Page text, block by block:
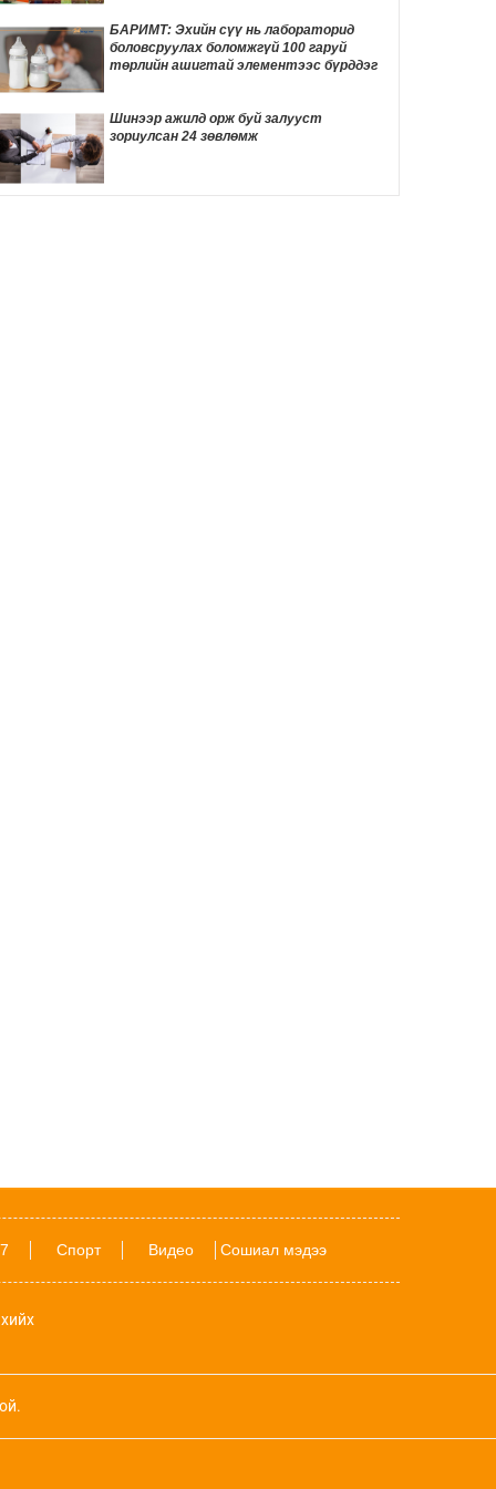
3 цаг 21 мин
Улаанбаатарт 30 градус дулаан байна
3 цаг 28 мин
Жинхэнэ амаргүй цаг үеийг нь Ерөнхий
сайд Н.Учрал туулж байна
ЕСӨН барилдаанд ямар бөхчүүд
долларын торгууль ногдуулжээ
БАРИМТ: Эхийн сүү нь лабораторид
боловсруулах боломжгүй 100 гаруй
төрлийн ашигтай элементээс бүрддэг
Шинээр ажилд орж буй залууст
зориулсан 24 зөвлөмж
Спорт Видео Сошиал мэдээ
хийх